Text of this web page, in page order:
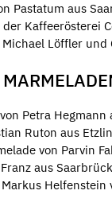
Pastatum aus
Kaffeerösterei
Michael Löffler
Petra Hegmann
Ruton aus
von Parvin
aus